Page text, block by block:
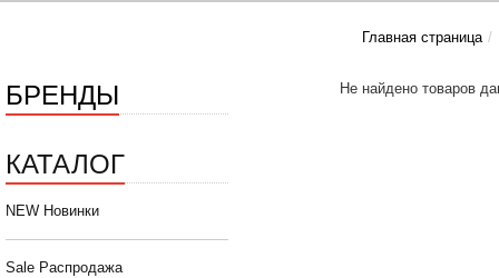
Главная страница
БРЕНДЫ
КАТАЛОГ
NEW Новинки
Sale Распродажа
Не найдено товаров